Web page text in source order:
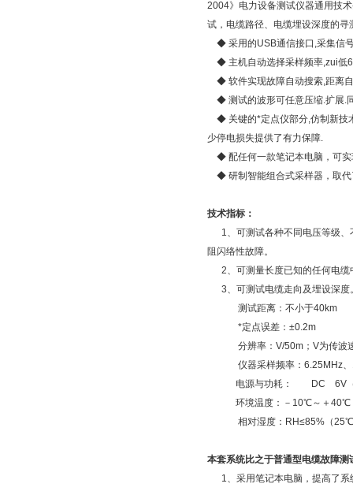
2004》电力设备测试仪器通用技
试，电缆路径、电缆埋设深度的
◆ 采用的USB通信接口,采集信
◆ 主机自动选择采样频率,zui低
◆ 软件实现故障自动搜索,距离
◆ 测试的波形可任意压缩.扩展.
◆ 关键的*定点仪部分,仿制新技
少停电损失提供了有力保障.
◆ 配任何一款笔记本电脑，可实
◆ 研制智能组合式采样器，取
技术指标：
1、可测试各种不同电压等级、
阻闪络性故障。
2、可测量长度已知的任何电缆
3、可测试电缆走向及埋设深度
测试距离：不小于
*定点误差：±0.2m
分辨率：V/50m；V为传
仪器采样频率：6.25MHz、
电源与功耗： DC 6V（
环境温度：－10℃～＋40℃
相对湿度：RH≤85%（
本套系统比之于普通型电缆故障测
1、采用笔记本电脑，提高了系